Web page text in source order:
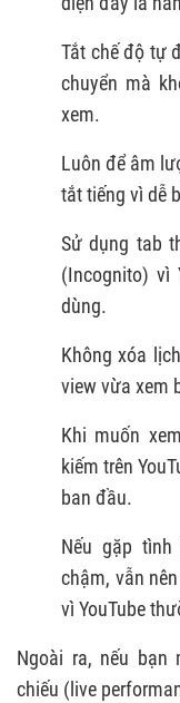
Tắt chế độ tự
chuyển mà
xem.
Luôn để âm
tắt tiếng vì dễ
Sử dụng tab
(Incognito) vì
dùng.
Không xóa
view vừa xem
Khi muốn
kiếm trên
ban đầu.
Nếu gặp
chậm, vẫn
vì YouTube
Ngoài ra, nếu bạn
chiếu (live